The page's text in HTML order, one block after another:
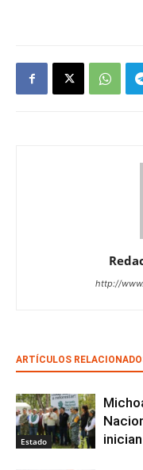
http://
ARTÍCULOS
Estado